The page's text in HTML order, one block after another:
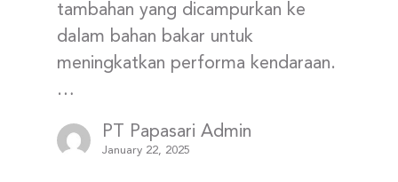
tambahan yang dicampurkan ke
dalam bahan bakar untuk
meningkatkan performa kendaraan.
…
PT Papasari Admin
January 22, 2025